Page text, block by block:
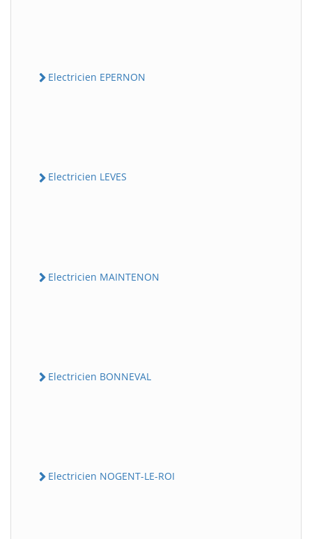
Electricien EPERNON
Electricien LEVES
Electricien MAINTENON
Electricien BONNEVAL
Electricien NOGENT-LE-ROI